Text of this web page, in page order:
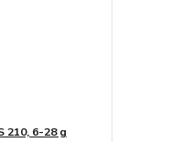
210, 6-28 g